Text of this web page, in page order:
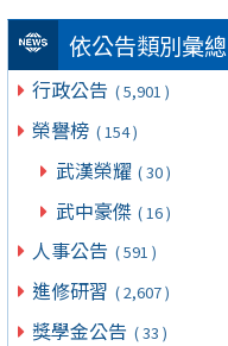
依公告類別彙總
行政公告 ( 5,901 )
榮譽榜 ( 154 )
武漢榮耀 ( 30 )
武中豪傑 ( 16 )
人事公告 ( 591 )
進修研習 ( 2,607 )
獎學金公告 ( 33 )